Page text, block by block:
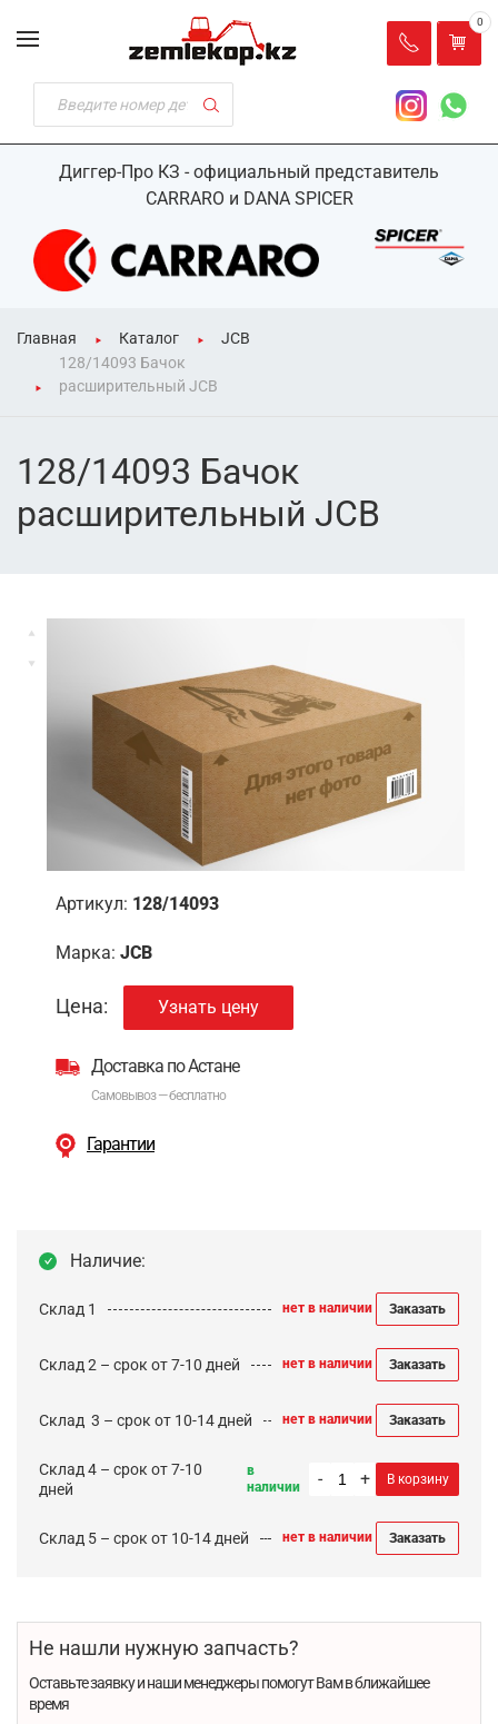
Диггер-Про КЗ - официальный представитель
CARRARO и DANA SPICER
0
Главная Каталог
JCB
128/14093 Бачок
расширительный JCB
128/14093 Бачок
расширительный JCB
Артикул: 128/14093
Марка: JCB
Цена: Узнать цену
Доставка по Астане
Самовывоз — бесплатно
Гарантии
Наличие:
Склад 1 нет в наличии Заказать
Склад 2 – срок от 7-10 дней нет в наличии Заказать
Cклад 3 – срок от 10-14 дней нет в наличии Заказать
Склад 4 – срок от 7-10
дней
в
наличии
- + В корзину
Склад 5 – срок от 10-14 дней нет в наличии Заказать
Не нашли нужную запчасть?
Оставьте заявку и наши менеджеры помогут Вам в ближайшее
время